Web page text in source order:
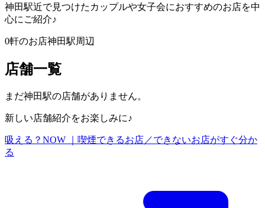
神田駅近で見つけたカップルや女子会におすすめのお店を中
心にご紹介♪
0軒のお店神田駅周辺
店舗一覧
まだ神田駅の店舗がありません。
新しい店舗紹介をお楽しみに♪
吸える？NOW ｜喫煙できるお店／できないお店がすぐ分か
る